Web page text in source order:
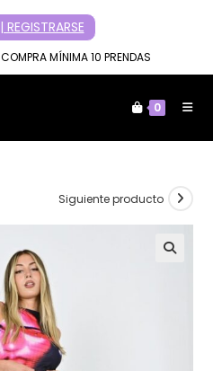
REGISTRARSE
MÍNIMA 10 PRENDAS
0
Siguiente producto